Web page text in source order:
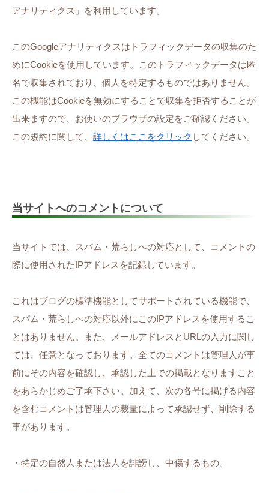
アナリティクス」を利用しています。
このGoogleアナリティクスはトラフィックデータの収集のた
めにCookieを使用しています。このトラフィックデータは匿
名で収集されており、個人を特定するものではありません。
この機能はCookieを無効にすることで収集を拒否することが
出来ますので、お使いのブラウザの設定をご確認ください。
この規約に関して、 詳しくはここをクリック してください。
当サイトへのコメントについて
当サイトでは、スパム・荒らしへの対応として、コメントの
際に使用されたIPアドレスを記録しています。
これはブログの標準機能としてサポートされている機能で、
スパム・荒らしへの対応以外にこのIPアドレスを使用するこ
とはありません。また、メールアドレスとURLの入力に関し
ては、任意となっております。全てのコメントは管理人が事
前にその内容を確認し、承認した上での掲載となりますこと
をあらかじめご了承下さい。加えて、次の各号に掲げる内容
を含むコメントは管理人の裁量によって承認せず、削除する
事があります。
・特定の自然人または法人を誹謗し、中傷するもの。